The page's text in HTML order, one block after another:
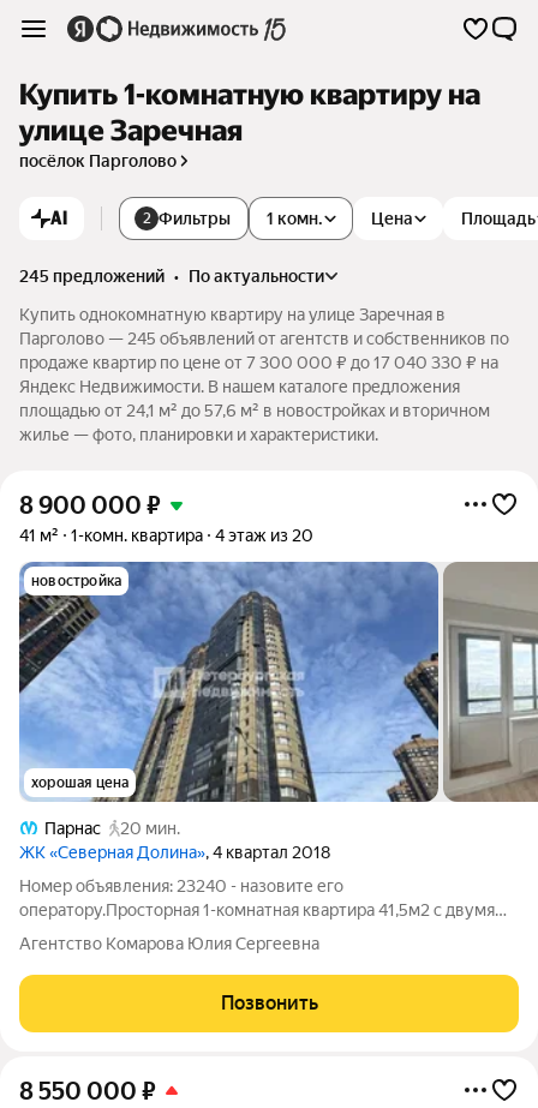
Купить 1-комнатную квартиру на
улице Заречная
посёлок Парголово
AI 2 Фильтры 1 комн. Цена Площадь
245 предложений •
по актуальности
Купить однокомнатную квартиру на улице Заречная в
Парголово — 245 объявлений от агентств и собственников по
продаже квартир по цене от 7 300 000 ₽ до 17 040 330 ₽ на
Яндекс Недвижимости. В нашем каталоге предложения
площадью от 24,1 м² до 57,6 м² в новостройках и вторичном
жилье — фото, планировки и характеристики.
8 900 000 ₽
41 м² 1-комн. квартира 4 этаж из 20
новостройка
хорошая цена
Парнас
20 мин.
ЖК «Северная Долина», 4 квартал 2018
Номер объявления: 23240 - назовите его
оператору.Просторная 1-комнатная квартира 41,5м2 с двумя
лоджиями! Один собственник приобретал квартиру у
застройщика больше 5 лет назад. Документы готовы. Светлая,
теплая квартира в современном
Агентство Комарова Юлия Сергеевна
Позвонить
8 550 000 ₽